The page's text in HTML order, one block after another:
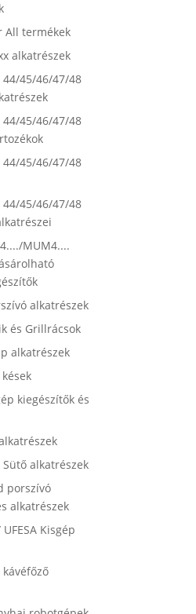
All termékek
alkatrészek
45/46/47/48
45/46/47/48
45/46/47/48
45/46/47/48
MUM4....
alkatrészek
és Grillrácsok
alkatrészek
kiegészítők és
alkatrészek
porszívó
alkatrészek
Kisgép